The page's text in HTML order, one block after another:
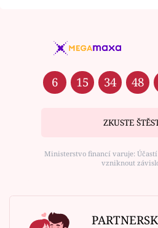
6 15 34 48
ZKUSTE
Ministerstvo financí varuje:
vzniknout